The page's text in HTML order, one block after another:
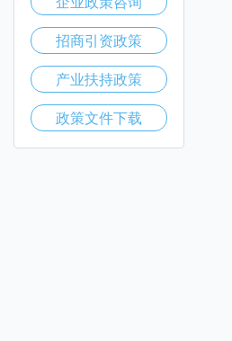
招商引资政策
产业扶持政策
政策文件下载